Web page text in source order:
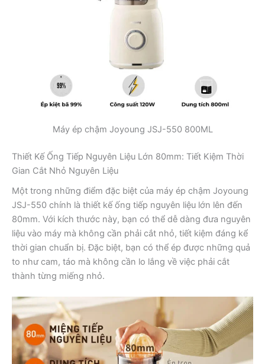
Máy ép chậm Joyoung JSJ-550 800ML
Thiết Kế Ống Tiếp Nguyên Liệu Lớn 80mm: Tiết Kiệm Thời
Gian Cắt Nhỏ Nguyên Liệu
Một trong những điểm đặc biệt của máy ép chậm Joyoung
JSJ-550 chính là thiết kế ống tiếp nguyên liệu lớn lên đến
80mm. Với kích thước này, bạn có thể dễ dàng đưa nguyên
liệu vào máy mà không cần phải cắt nhỏ, tiết kiệm đáng kể
thời gian chuẩn bị. Đặc biệt, bạn có thể ép được những quả
to như cam, táo mà không cần lo lắng về việc phải cắt
thành từng miếng nhỏ.